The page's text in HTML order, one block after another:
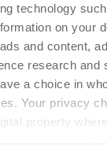
technology
on your
and content,
research and
a choice in
Your privacy
property
IT-